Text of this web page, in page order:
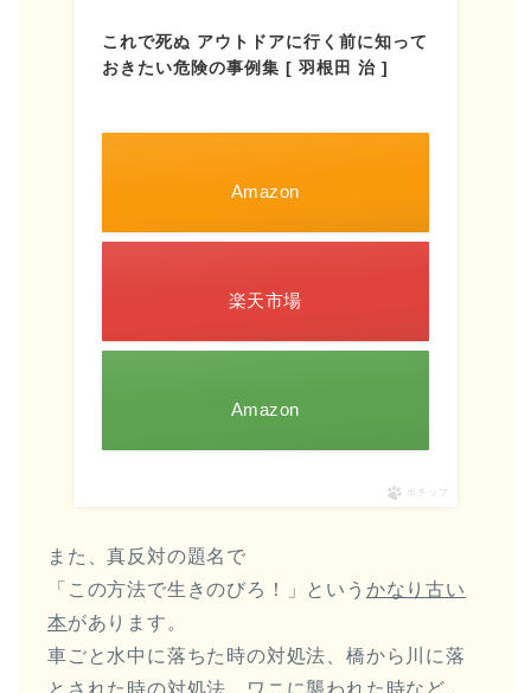
これで死ぬ アウトドアに行く前に知って
おきたい危険の事例集 [ 羽根田 治 ]
Amazon
楽天市場
Amazon
ポチップ
また、真反対の題名で
「この方法で生きのびろ！」という かなり古い
本があります。
車ごと水中に落ちた時の対処法、橋から川に落